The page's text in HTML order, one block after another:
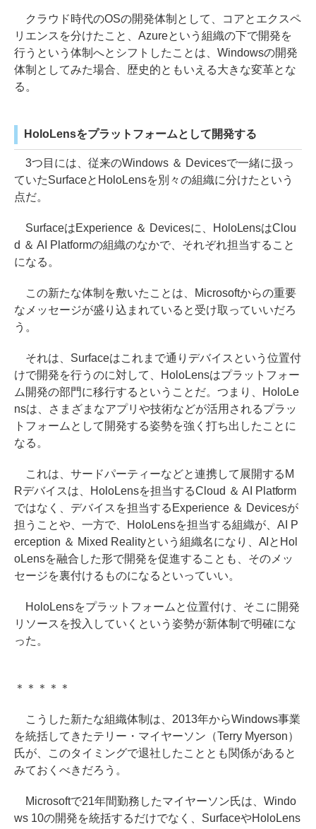
クラウド時代のOSの開発体制として、コアとエクスペ
リエンスを分けたこと、Azureという組織の下で開発を
行うという体制へとシフトしたことは、Windowsの開発
体制としてみた場合、歴史的ともいえる大きな変革とな
る。
HoloLensをプラットフォームとして開発する
3つ目には、従来のWindows ＆ Devicesで一緒に扱っ
ていたSurfaceとHoloLensを別々の組織に分けたという
点だ。
SurfaceはExperience ＆ Devicesに、HoloLensはClou
d ＆ AI Platformの組織のなかで、それぞれ担当すること
になる。
この新たな体制を敷いたことは、Microsoftからの重要
なメッセージが盛り込まれていると受け取っていいだろ
う。
それは、Surfaceはこれまで通りデバイスという位置付
けで開発を行うのに対して、HoloLensはプラットフォー
ム開発の部門に移行するということだ。つまり、HoloLe
nsは、さまざまなアプリや技術などが活用されるプラッ
トフォームとして開発する姿勢を強く打ち出したことに
なる。
これは、サードパーティーなどと連携して展開するM
Rデバイスは、HoloLensを担当するCloud ＆ AI Platform
ではなく、デバイスを担当するExperience ＆ Devicesが
担うことや、一方で、HoloLensを担当する組織が、AI P
erception ＆ Mixed Realityという組織名になり、AIとHol
oLensを融合した形で開発を促進することも、そのメッ
セージを裏付けるものになるといっていい。
HoloLensをプラットフォームと位置付け、そこに開発
リソースを投入していくという姿勢が新体制で明確にな
った。
＊＊＊＊＊
こうした新たな組織体制は、2013年からWindows事業
を統括してきたテリー・マイヤーソン（Terry Myerson）
氏が、このタイミングで退社したこととも関係があると
みておくべきだろう。
Microsoftで21年間勤務したマイヤーソン氏は、Windo
ws 10の開発を統括するだけでなく、SurfaceやHoloLens